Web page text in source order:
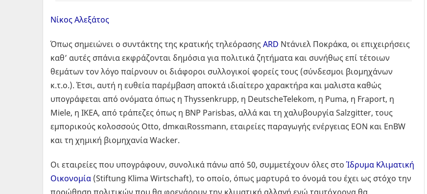
Νίκος Αλεξάτος
Όπως σημειώνει ο συντάκτης της κρατικής τηλεόρασηςARD Ντάνιελ Ποκράκα, οι επιχειρήσεις
καθ’ αυτές σπάνια εκφράζονται δημόσια για πολιτικά ζητήματα και συνήθως επί τέτοιων
θεμάτων τον λόγο παίρνουν οι διάφοροι συλλογικοί φορείς τους (σύνδεσμοι βιομηχάνων
κ.τ.ο.). Έτσι, αυτή η ευθεία παρέμβαση αποκτά ιδιαίτερο χαρακτήρα και μαλιστα καθώς
υπογράφεται από ονόματα όπως η Thyssenkrupp, η DeutscheTelekom, η Puma, η Fraport, η
Miele, η ΙΚΕΑ, από τράπεζες όπως η BNP Parisbas, αλλά και τη χαλυβουργία Salzgitter, τους
εμπορικούς κολοσσούς Otto, dmκαιRossmann, εταιρείες παραγωγής ενέργειας EON και EnBW
και τη χημική βιομηχανία Wacker.
Οι εταιρείες που υπογράφουν, συνολικά πάνω από 50, συμμετέχουν όλες στοΊδρυμα Κλιματική
Οικονομία (Stiftung Klima Wirtschaft), το οποίο, όπως μαρτυρά το όνομά του έχει ως στόχο την